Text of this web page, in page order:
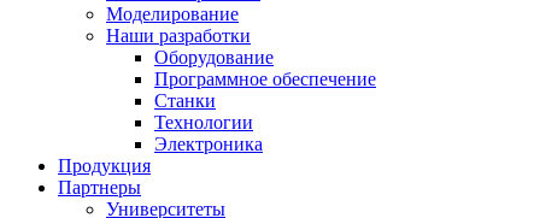
Моделирование
Наши разработки
Оборудование
Программное обеспечение
Станки
Технологии
Электроника
Продукция
Партнеры
Университеты